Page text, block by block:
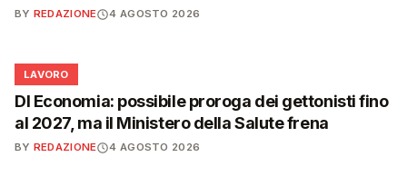
BY REDAZIONE 4 AGOSTO 2026
💼
LAVORO
Dl Economia: possibile proroga dei gettonisti fino
al 2027, ma il Ministero della Salute frena
BY REDAZIONE 4 AGOSTO 2026